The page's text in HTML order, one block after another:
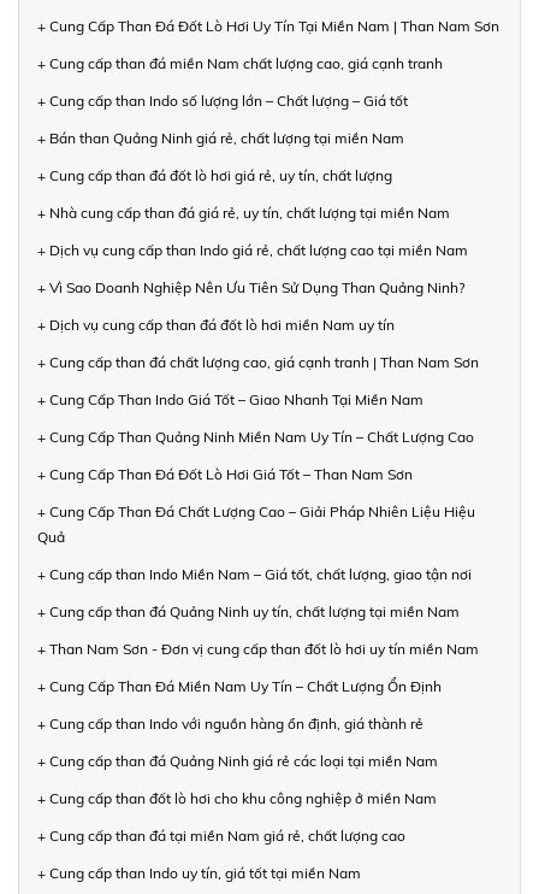
+ Cung Cấp Than Đá Đốt Lò Hơi Uy Tín Tại Miền Nam | Than Nam Sơn
+ Cung cấp than đá miền Nam chất lượng cao, giá cạnh tranh
+ Cung cấp than Indo số lượng lớn – Chất lượng – Giá tốt
+ Bán than Quảng Ninh giá rẻ, chất lượng tại miền Nam
+ Cung cấp than đá đốt lò hơi giá rẻ, uy tín, chất lượng
+ Nhà cung cấp than đá giá rẻ, uy tín, chất lượng tại miền Nam
+ Dịch vụ cung cấp than Indo giá rẻ, chất lượng cao tại miền Nam
+ Vì Sao Doanh Nghiệp Nên Ưu Tiên Sử Dụng Than Quảng Ninh?
+ Dịch vụ cung cấp than đá đốt lò hơi miền Nam uy tín
+ Cung cấp than đá chất lượng cao, giá cạnh tranh | Than Nam Sơn
+ Cung Cấp Than Indo Giá Tốt – Giao Nhanh Tại Miền Nam
+ Cung Cấp Than Quảng Ninh Miền Nam Uy Tín – Chất Lượng Cao
+ Cung Cấp Than Đá Đốt Lò Hơi Giá Tốt – Than Nam Sơn
+ Cung Cấp Than Đá Chất Lượng Cao – Giải Pháp Nhiên Liệu Hiệu
Quả
+ Cung cấp than Indo Miền Nam – Giá tốt, chất lượng, giao tận nơi
+ Cung cấp than đá Quảng Ninh uy tín, chất lượng tại miền Nam
+ Than Nam Sơn - Đơn vị cung cấp than đốt lò hơi uy tín miền Nam
+ Cung Cấp Than Đá Miền Nam Uy Tín – Chất Lượng Ổn Định
+ Cung cấp than Indo với nguồn hàng ổn định, giá thành rẻ
+ Cung cấp than đá Quảng Ninh giá rẻ các loại tại miền Nam
+ Cung cấp than đốt lò hơi cho khu công nghiệp ở miền Nam
+ Cung cấp than đá tại miền Nam giá rẻ, chất lượng cao
+ Cung cấp than Indo uy tín, giá tốt tại miền Nam